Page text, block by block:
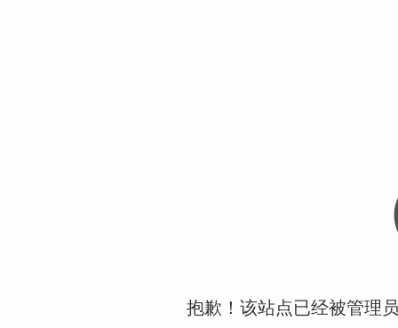
抱歉！该站点已经被管理